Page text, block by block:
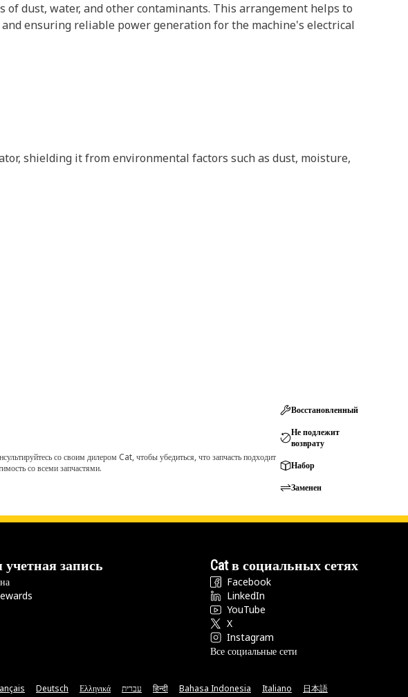
dust, water, and other contaminants. This arrangement helps to
ensuring reliable power generation for the machine's electrical
shielding it from environmental factors such as dust, moisture,
со своим дилером Cat, чтобы убедиться, что запчасть подходит
со всеми запчастями.
Восстановленный
Не подлежит
возврату
Набор
Заменен
запись Cat в социальных сетях
Facebook
LinkedIn
YouTube
X
Instagram
Все социальные сети
Deutsch Ελληνικά עברית हिन्दी Bahasa Indonesia Italiano 日本語